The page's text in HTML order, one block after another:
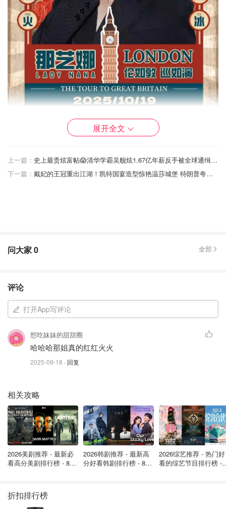
演出时间：10月15日（曼城）、10月19日（伦敦）
那艺娜是谁？
时，她卖豆腐为生；丈夫后来承包了工地工程，她便负责给
工人做饭。再后来，孙子出生，她放下了外面的活计，留在
家中照看孙子。她的前半生，几乎都围绕着家庭与柴米油
盐，日子平凡而踏实。
2022年，那艺娜下载了抖音，靠金发红唇的“俄罗斯娜娜”人
设，因为和三梦奇缘连麦对骂二十分钟而出圈
展开全文
上一篇：
史上最贵炫富帖😱清华学霸吴舰炫1.67亿年薪反手被全球通缉！揭开顶级基金作弊黑幕
下一篇：
戴妃的王冠重出江湖！凯特国宴造型惊艳温莎城堡 特朗普夸到停不下来！
问大家0 全部
评论
打开App写评论
想吃妹妹的甜甜圈
哈哈哈那姐真的红红火火
2025-09-18 · 回复
相关攻略
2026美剧推荐 - 最新必
看高分美剧排行榜 - 8月
2026韩剧推荐 - 最新高
分好看韩剧排行榜 - 8月
2026综艺推荐 - 热门好
看的综艺节目排行榜 -
折扣排行榜